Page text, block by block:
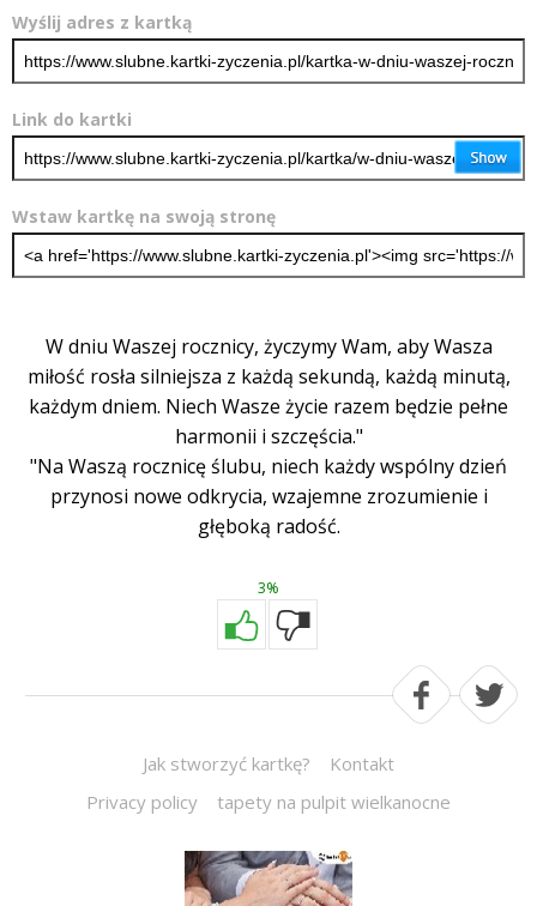
Wyślij adres z kartką
Link do kartki
Wstaw kartkę na swoją stronę
W dniu Waszej rocznicy, życzymy Wam, aby Wasza
miłość rosła silniejsza z każdą sekundą, każdą minutą,
każdym dniem. Niech Wasze życie razem będzie pełne
harmonii i szczęścia."
"Na Waszą rocznicę ślubu, niech każdy wspólny dzień
przynosi nowe odkrycia, wzajemne zrozumienie i
głęboką radość.
3%
Jak stworzyć kartkę?
Kontakt
Privacy policy
tapety na pulpit wielkanocne